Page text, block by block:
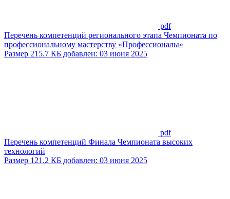
pdf
Перечень компетенций регионального этапа Чемпионата по
профессиональному мастерству «Профессионалы»
Размер 215.7 КБ добавлен: 03 июня 2025
pdf
Перечень компетенций Финала Чемпионата высоких
технологий
Размер 121.2 КБ добавлен: 03 июня 2025